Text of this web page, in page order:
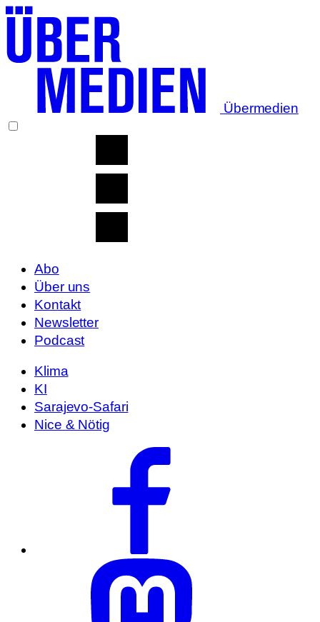
Übermedien
Abo
Über uns
Kontakt
Newsletter
Podcast
Klima
KI
Sarajevo-Safari
Nice & Nötig